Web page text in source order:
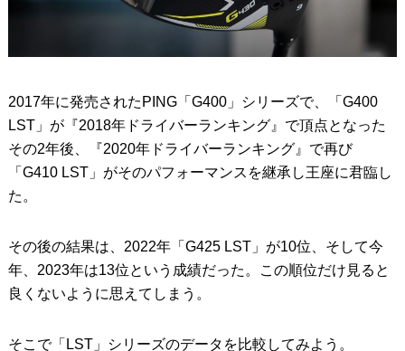
2017年に発売されたPING「G400」シリーズで、「G400
LST」が『2018年ドライバーランキング』で頂点となった
その2年後、『2020年ドライバーランキング』で再び
「G410 LST」がそのパフォーマンスを継承し王座に君臨し
た。
その後の結果は、2022年「G425 LST」が10位、そして今
年、2023年は13位という成績だった。この順位だけ見ると
良くないように思えてしまう。
そこで「LST」シリーズのデータを比較してみよう。